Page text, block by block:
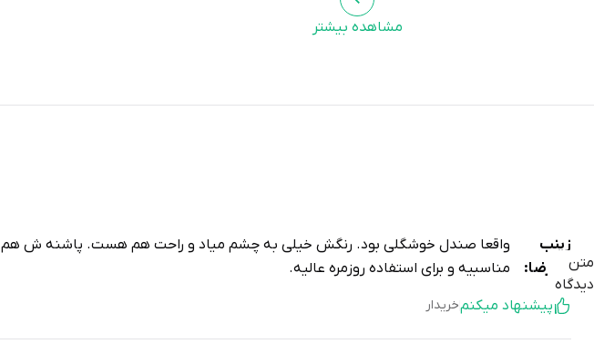
مشاهده بیشتر
متن
دیدگاه
زینب
علیرضا:
واقعا صندل خوشگلی بود. رنگش خیلی به چشم میاد و راحت هم هست. پاشنه ش هم
مناسبیه و برای استفاده روزمره عالیه.
پیشنهاد میکنمخریدار